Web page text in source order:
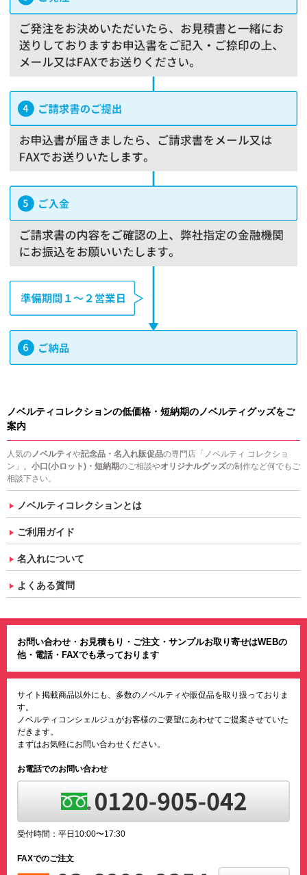
ノベルティコレクションの低価格・短納期のノベルティグッズをご
案内
人気のノベルティや記念品・名入れ販促品の専門店「ノベルティ コレクショ
ン」。 小口(小ロット)・短納期のご相談やオリジナルグッズの制作など何でもご
相談下さい。
ノベルティコレクションとは
ご利用ガイド
名入れについて
よくある質問
お問い合わせ・お見積もり・ご注文・サンプルお取り寄せはWEBの
他・電話・FAXでも承っております
サイト掲載商品以外にも、多数のノベルティや販促品を取り扱っておりま
す。
ノベルティコンシェルジュがお客様のご要望にあわせてご提案させていた
だきます。
まずはお気軽にお問い合わせください。
お電話でのお問い合わせ
受付時間：平日10:00〜17:30
FAXでのご注文